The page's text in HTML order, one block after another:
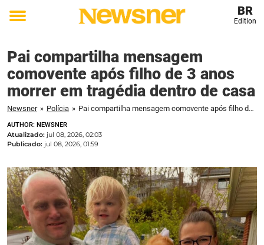
Toggle
BR
Edition
Pai compartilha mensagem
comovente após filho de 3 anos
morrer em tragédia dentro de casa
Newsner » Polícia » Pai compartilha mensagem comovente após filho de 3 anos morrer em tragédia dentro de casa
AUTHOR: NEWSNER
Atualizado: jul 08, 2026, 02:03
Publicado: jul 08, 2026, 01:59